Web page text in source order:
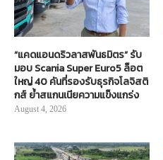
“แคดแอนดริวลาสพันธมิตร” รับ
มอบ Scania Super Euro5 ล็อต
ใหญ่ 40 คันที่รองรับธุรกิจโลจิสติ
กส์ ย้ำสแกนเนียความแข็งแกร่ง
August 4, 2026